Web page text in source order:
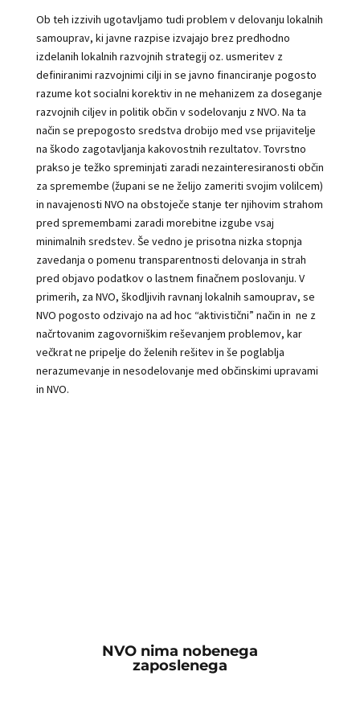
Ob teh izzivih ugotavljamo tudi problem v delovanju lokalnih
samouprav, ki javne razpise izvajajo brez predhodno
izdelanih lokalnih razvojnih strategij oz. usmeritev z
definiranimi razvojnimi cilji in se javno financiranje pogosto
razume kot socialni korektiv in ne mehanizem za doseganje
razvojnih ciljev in politik občin v sodelovanju z NVO. Na ta
način se prepogosto sredstva drobijo med vse prijavitelje
na škodo zagotavljanja kakovostnih rezultatov. Tovrstno
prakso je težko spreminjati zaradi nezainteresiranosti občin
za spremembe (župani se ne želijo zameriti svojim volilcem)
in navajenosti NVO na obstoječe stanje ter njihovim strahom
pred spremembami zaradi morebitne izgube vsaj
minimalnih sredstev. Še vedno je prisotna nizka stopnja
zavedanja o pomenu transparentnosti delovanja in strah
pred objavo podatkov o lastnem finačnem poslovanju. V
primerih, za NVO, škodljivih ravnanj lokalnih samouprav, se
NVO pogosto odzivajo na ad hoc “aktivistični” način in ne z
načrtovanim zagovorniškim reševanjem problemov, kar
večkrat ne pripelje do želenih rešitev in še poglablja
nerazumevanje in nesodelovanje med občinskimi upravami
in NVO.
NVO nima nobenega
zaposlenega